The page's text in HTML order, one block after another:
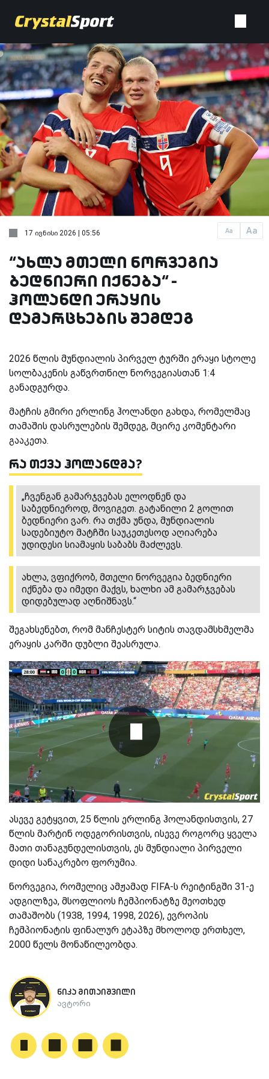
Aa Aa
17 ივნისი 2026 | 05:56
“ახლა მთელი ნორვეგია
ბედნიერი იქნება“ -
ჰოლანდი ერაყის
დამარცხების შემდეგ
2026 წლის მუნდიალის პირველ ტურში ერაყი სტოლე
სოლბაკენის გაწვრთნილ ნორვეგიასთან 1:4
განადგურდა.
მატჩის გმირი ერლინგ ჰოლანდი გახდა, რომელმაც
თამაშის დასრულების შემდეგ, მცირე კომენტარი
გააკეთა.
რა თქვა ჰოლანდმა?
„ჩვენგან გამარჯვებას ელოდნენ და
საბედნიეროდ, მოვიგეთ. გატანილი 2 გოლით
ბედნიერი ვარ. რა თქმა უნდა, მუნდიალის
სადებიუტო მატჩში საუკეთესოდ აღიარება
უდიდესი სიამაყის საბაბს მაძლევს.
ახლა, ვფიქრობ, მთელი ნორვეგია ბედნიერი
იქნება და იმედი მაქვს, ხალხი ამ გამარჯვებას
დიდებულად აღნიშნავს.“
შეგახსენებთ, რომ მანჩესტერ სიტის თავდამსხმელმა
ერაყის კარში დუბლი შეასრულა.
ასევე გეტყვით, 25 წლის ერლინგ ჰოლანდისთვის, 27
წლის მარტინ ოდეგორისთვის, ისევე როგორც ყველა
მათი თანაგუნდელისთვის, ეს მუნდიალი პირველი
დიდი სანაკრებო ფორუმია.
ნორვეგია, რომელიც ამჟამად FIFA-ს რეიტინგში 31-ე
ადგილზეა, მსოფლიოს ჩემპიონატზე მეოთხედ
თამაშობს (1938, 1994, 1998, 2026), ევროპის
ჩემპიონატის ფინალურ ეტაპზე მხოლოდ ერთხელ,
2000 წელს მონაწილეობდა.
ნიკა მითაიშვილი
ავტორი